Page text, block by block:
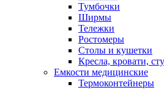
Тумбочки
Ширмы
Тележки
Ростомеры
Столы и кушетки
Кресла, кровати,
Емкости медицинские
Термоконтейнеры